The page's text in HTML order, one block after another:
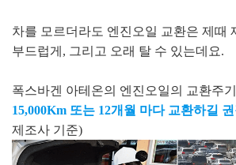
차를 모르더라도 엔진오일 교환은 제때
부드럽게, 그리고 오래 탈 수 있는데요.
폭스바겐 아테온의 엔진오일의 교환주
15,000Km 또는 12개월 마다 교환하길
제조사 기준)